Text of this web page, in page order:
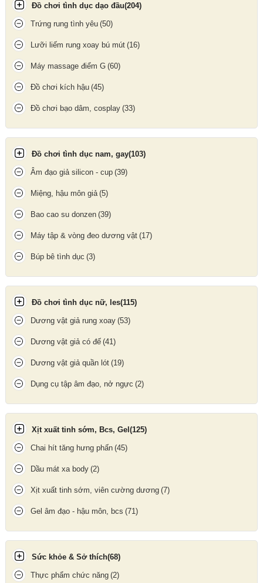
Dương vật giả có dây đeo đặc ruột Ultra Harness không rung
cấu tạo từ silicon và da cao cấp
Cu giả có thiết kế mô phỏng giống dương vật thật của nam giới
Dương vật giảđược cấu tạo từ silicon y tế mềm mại, không
gây tổn thương cho "cô bé". Dây đeo được cấu tạo từ da cao
cấp bền bỉ và tinh tế, có thể tùy chỉnh cho phù hợp với cơ thể,
ôm sát eo giúp giữ vững dương vật một cách chuẩn xác và thoải
mái khi sử dụng.
Dây đeo và dương vật có thể tháo rời và vệ sinh dễ dàng
Đồ chơi tình dục dạo đầu(204)
Trứng rung tình yêu (50)
Lưỡi liếm rung xoay bú mút (16)
Máy massage điểm G (60)
Đồ chơi kích hậu (45)
Đồ chơi bạo dâm, cosplay (33)
Đồ chơi tình dục nam, gay(103)
Âm đạo giả silicon - cup (39)
Miệng, hậu môn giả (5)
Bao cao su donzen (39)
Máy tập & vòng đeo dương vật (17)
Búp bê tình dục (3)
Đồ chơi tình dục nữ, les(115)
Dương vật giả rung xoay (53)
Dương vật giả có đế (41)
Dương vật giả quần lót (19)
Dụng cụ tập âm đạo, nở ngực (2)
Xịt xuất tinh sớm, Bcs, Gel(125)
Chai hít tăng hưng phấn (45)
Dầu mát xa body (2)
Xịt xuất tinh sớm, viên cường dương (7)
Gel âm đạo - hậu môn, bcs (71)
Sức khỏe & Sở thích(68)
Thực phẩm chức năng (2)